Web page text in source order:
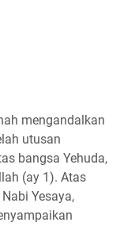
mengandalkan
utusan
bangsa Yehuda,
(ay 1). Atas
Yesaya,